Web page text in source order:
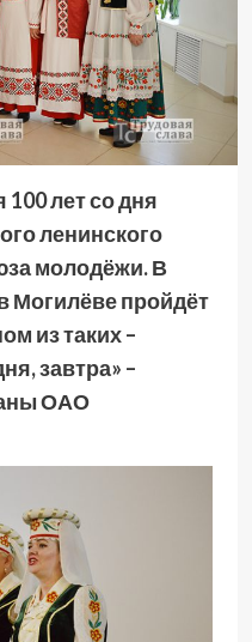
лет со дня
ленинского
молодёжи. В
Могилёве пройдёт
из таких –
завтра» –
ОАО